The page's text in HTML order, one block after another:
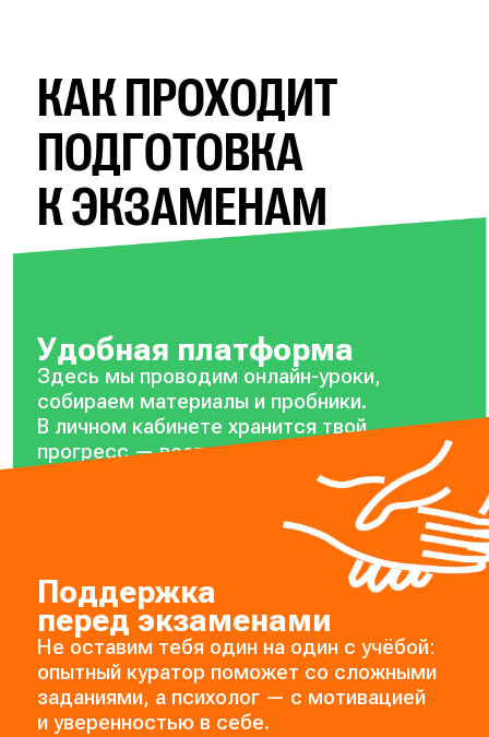
КАК ПРОХОДИТ
ПОДГОТОВКА
К ЭКЗАМЕНАМ
Удобная платформа
Здесь мы проводим онлайн-уроки,
собираем материалы и пробники.
В личном кабинете хранится твой
прогресс — всегда можно посмотреть,
Поддержка
перед экзаменами
Не оставим тебя один на один с учёбой:
опытный куратор поможет со сложными
заданиями, а психолог — с мотивацией
и уверенностью в себе.